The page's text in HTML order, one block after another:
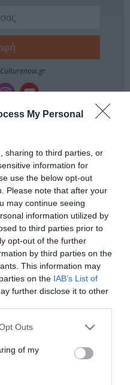
My Personal
sharing to third parties, or
information for
use the below opt-out
Please note that after your
may continue seeing
information utilized by
to third parties prior to
opt-out of the further
by third parties on the
This information may
on the IAB’s List of
further disclose it to other
Outs
of my
Άρθρα
Θεοδώρα,
Αυτοκράτειρα του
Βυζαντίου: Η νέα
ελληνική όπερα του
Θεόδωρου Στάθη
στο θέατρο